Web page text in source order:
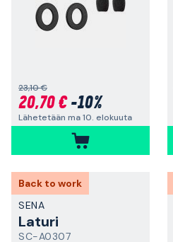
23,10 €
20,70 €-10%
Lähetetään ma 10. elokuuta
Back to work
SENA
Laturi
SC-A0307